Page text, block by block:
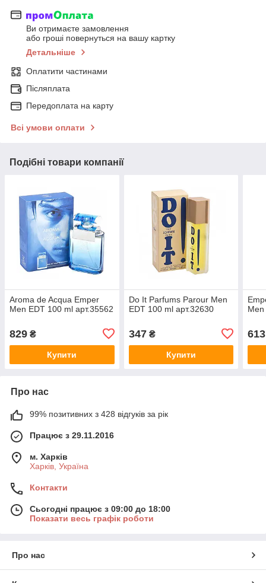
Ви отримаєте замовлення
або гроші повернуться на вашу картку
Детальніше
Оплатити частинами
Післяплата
Передоплата на карту
Всі умови оплати
Подібні товари компанії
Aroma de Acqua Emper
Men EDT 100 ml арт.35562
829 ₴
Купити
Do It Parfums Parour Men
EDT 100 ml арт.32630
347₴
Купити
613
Про нас
99% позитивних з 428 відгуків за рік
Працює з 29.11.2016
м. Харків
Харків, Україна
Контакти
Сьогодні працює з 09:00 до 18:00
Показати весь графік роботи
Про нас